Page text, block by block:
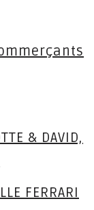
& DAVID,
FERRARI